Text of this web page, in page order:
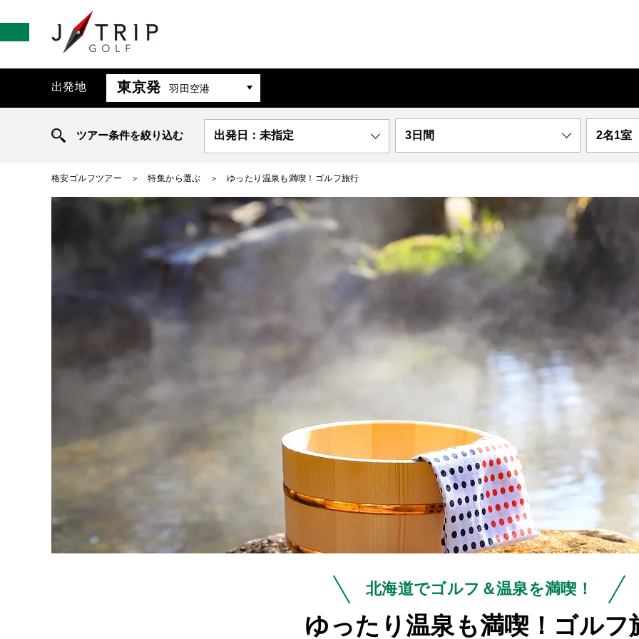
出発地 東京発 羽田空港
ツアー条件を絞り込む 出発日：未指定 3日間 2名1室
格安ゴルフツアー 特集から選ぶ ゆったり温泉も満喫！ゴルフ旅行
北海道でゴルフ＆温泉を満喫！
ゆったり温泉も満喫！ゴルフ